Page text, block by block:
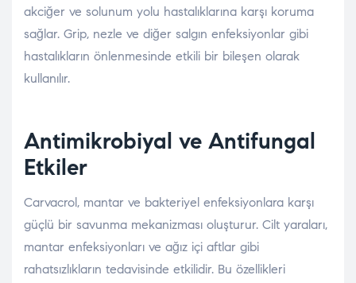
akciğer ve solunum yolu hastalıklarına karşı koruma
sağlar. Grip, nezle ve diğer salgın enfeksiyonlar gibi
hastalıkların önlenmesinde etkili bir bileşen olarak
kullanılır.
Antimikrobiyal ve Antifungal
Etkiler
Carvacrol, mantar ve bakteriyel enfeksiyonlara karşı
güçlü bir savunma mekanizması oluşturur. Cilt yaraları,
mantar enfeksiyonları ve ağız içi aftlar gibi
rahatsızlıkların tedavisinde etkilidir. Bu özellikleri